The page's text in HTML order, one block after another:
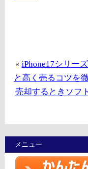
« iPhone17シリー
と高く売るコツを
売却するときソフ
メニュー